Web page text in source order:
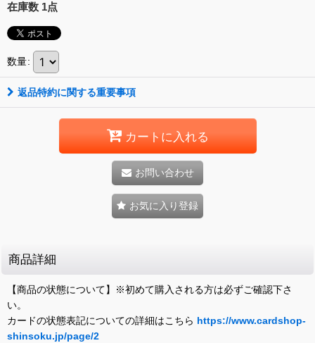
在庫数 1点
数量:
返品特約に関する重要事項
カートに入れる
お問い合わせ
お気に入り登録
商品詳細
【商品の状態について】※初めて購入される方は必ずご確認下さ
い。
カードの状態表記についての詳細はこちら https://www.cardshop-
shinsoku.jp/page/2